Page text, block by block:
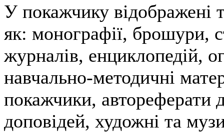
У покажчику відображені
як: монографії, брошури,
журналів, енциклопедій,
навчально-методичні
покажчики, автореферати
доповідей, художні та